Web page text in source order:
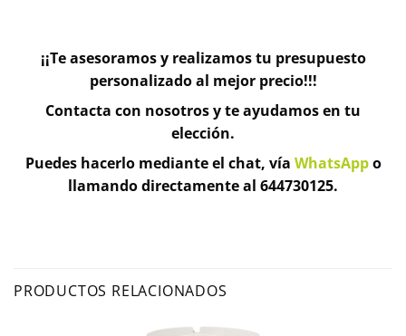
¡¡Te asesoramos y realizamos tu presupuesto
personalizado al mejor precio!!!
Contacta con nosotros y te ayudamos en tu
elección.
Puedes hacerlo mediante el chat, vía WhatsAppo
llamando directamente al 644730125.
PRODUCTOS RELACIONADOS